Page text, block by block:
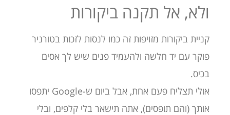
ולא, אל תקנה ביקורות
קניית ביקורות מזויפות זה כמו לנסות לזכות בטורניר
פוקר עם יד חלשה ולהעמיד פנים שיש לך אסים
בכיס.
אולי תצליח פעם אחת, אבל ביום ש-Google יתפסו
אותך (והם תופסים), אתה תישאר בלי קלפים, ובלי